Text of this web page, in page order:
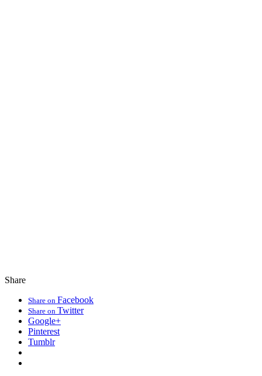
Share
Share on Facebook
Share on Twitter
Google+
Pinterest
Tumblr